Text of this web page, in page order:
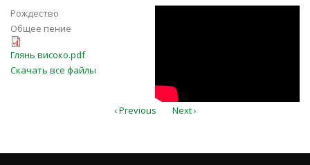
Рождество
Общее пение
Глянь високо.pdf
Глянь високо.pdf
Скачать все файлы
‹ Previous Next ›